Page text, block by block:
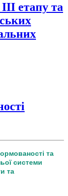
етапу та
та
системи
та